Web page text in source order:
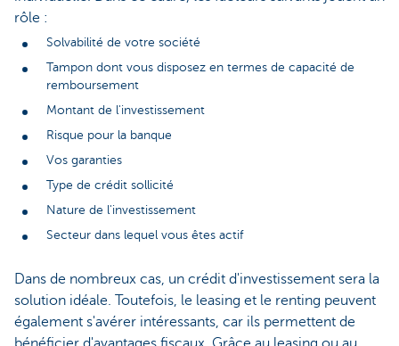
rôle :
Solvabilité de votre société
Tampon dont vous disposez en termes de capacité de
remboursement
Montant de l'investissement
Risque pour la banque
Vos garanties
Type de crédit sollicité
Nature de l'investissement
Secteur dans lequel vous êtes actif
Dans de nombreux cas, un crédit d'investissement sera la
solution idéale. Toutefois, le leasing et le renting peuvent
également s'avérer intéressants, car ils permettent de